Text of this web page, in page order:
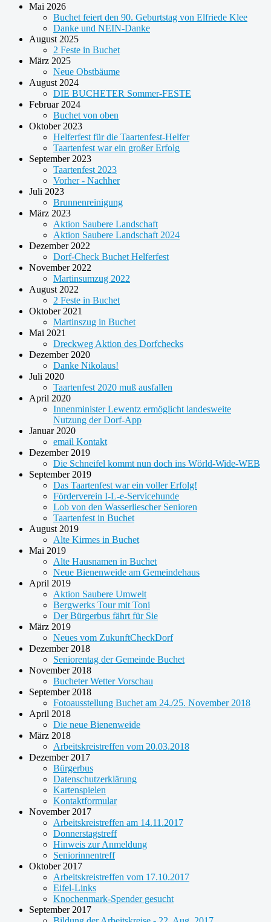
Mai 2026
Buchet feiert den 90. Geburtstag von Elfriede Klee
Danke und NEIN-Danke
August 2025
2 Feste in Buchet
März 2025
Neue Obstbäume
August 2024
DIE BUCHETER Sommer-FESTE
Februar 2024
Buchet von oben
Oktober 2023
Helferfest für die Taartenfest-Helfer
Taartenfest war ein großer Erfolg
September 2023
Taartenfest 2023
Vorher - Nachher
Juli 2023
Brunnenreinigung
März 2023
Aktion Saubere Landschaft
Aktion Saubere Landschaft 2024
Dezember 2022
Dorf-Check Buchet Helferfest
November 2022
Martinsumzug 2022
August 2022
2 Feste in Buchet
Oktober 2021
Martinszug in Buchet
Mai 2021
Dreckweg Aktion des Dorfchecks
Dezember 2020
Danke Nikolaus!
Juli 2020
Taartenfest 2020 muß ausfallen
April 2020
Innenminister Lewentz ermöglicht landesweite
Nutzung der Dorf-App
Januar 2020
email Kontakt
Dezember 2019
Die Schneifel kommt nun doch ins Wörld-Wide-WEB
September 2019
Das Taartenfest war ein voller Erfolg!
Förderverein I-L-e-Servicehunde
Lob von den Wasserliescher Senioren
Taartenfest in Buchet
August 2019
Alte Kirmes in Buchet
Mai 2019
Alte Hausnamen in Buchet
Neue Bienenweide am Gemeindehaus
April 2019
Aktion Saubere Umwelt
Bergwerks Tour mit Toni
Der Bürgerbus fährt für Sie
März 2019
Neues vom ZukunftCheckDorf
Dezember 2018
Seniorentag der Gemeinde Buchet
November 2018
Bucheter Wetter Vorschau
September 2018
Fotoausstellung Buchet am 24./25. November 2018
April 2018
Die neue Bienenweide
März 2018
Arbeitskreistreffen vom 20.03.2018
Dezember 2017
Bürgerbus
Datenschutzerklärung
Kartenspielen
Kontaktformular
November 2017
Arbeitskreistreffen am 14.11.2017
Donnerstagstreff
Hinweis zur Anmeldung
Seniorinnentreff
Oktober 2017
Arbeitskreistreffen vom 17.10.2017
Eifel-Links
Knochenmark-Spender gesucht
September 2017